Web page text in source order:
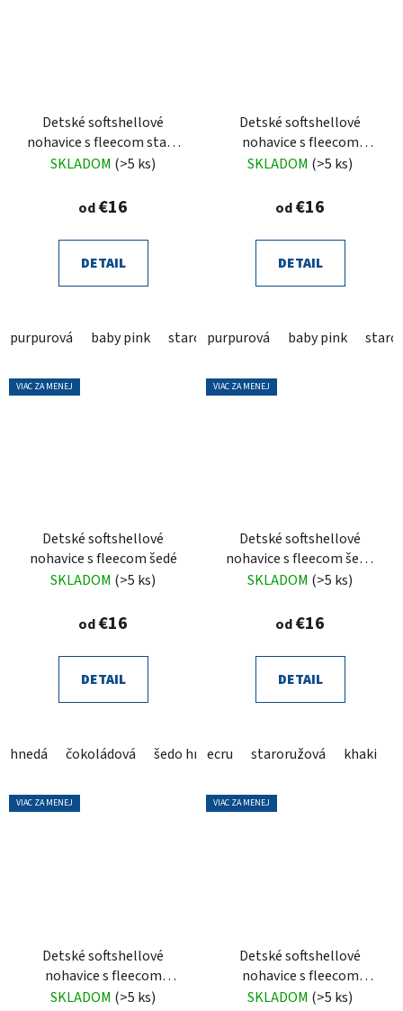
Detské softshellové
nohavice s fleecom staro
ružové
SKLADOM (>5 ks)
od€16
DETAIL
purpurová baby pink staroružová fluo ružová ružová
Detské softshellové
nohavice s fleecom
svetlo ružové
SKLADOM (>5 ks)
od€16
DETAIL
purpurová baby pink
VIAC ZA MENEJ
Detské softshellové
nohavice s fleecom šedé
SKLADOM (>5 ks)
od€16
DETAIL
hnedá čokoládová šedo hnedá šedá stracciatella
VIAC ZA MENEJ
Detské softshellové
nohavice s fleecom šedo
hnedé
SKLADOM (>5 ks)
od€16
DETAIL
ecru staroružová khaki
VIAC ZA MENEJ
Detské softshellové
nohavice s fleecom
škoricové
SKLADOM (>5 ks)
VIAC ZA MENEJ
Detské softshellové
nohavice s fleecom
tehlové
SKLADOM (>5 ks)